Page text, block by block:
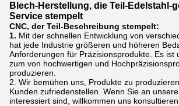
Blech-Herstellung, die Teil-Edelstahl-
Service stempelt
CNC, der Teil-Beschreibung stempelt:
1. Mit der schnellen Entwicklung von
hat jede Industrie größeren und höheren
Anforderungen für Präzisionsprodukte. Es ist
zum von hochwertigen und
produzieren.
2. Wir bemühen uns, Produkte zu
Kunden zufriedenstellen. Wenn Sie an
interessiert sind, willkommen uns konsultieren.